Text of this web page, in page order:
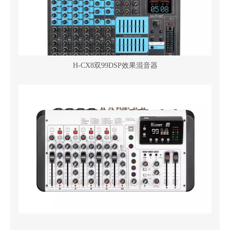
H-CX8双99DSP效果混音器